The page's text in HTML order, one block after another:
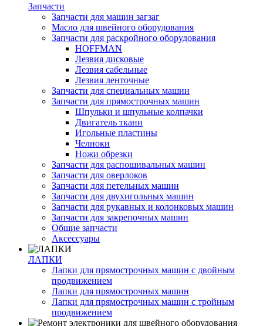
Запчасти
Запчасти для машин загзаг
Масло для швейного оборудования
Запчасти для раскройного оборудования
HOFFMAN
Лезвия дисковые
Лезвия сабельные
Лезвия ленточные
Запчасти для специальных машин
Запчасти для прямострочных машин
Шпульки и шпульные колпачки
Двигатель ткани
Игольные пластины
Челноки
Ножи обрезки
Запчасти для распошивальных машин
Запчасти для оверлоков
Запчасти для петельных машин
Запчасти для двухигольных машин
Запчасти для рукавных и колонковых машин
Запчасти для закрепочных машин
Общие запчасти
Аксессуары
ЛАПКИ
Лапки для прямострочных машин с двойным
продвижением
Лапки для прямострочных машин
Лапки для прямострочных машин с тройным
продвижением